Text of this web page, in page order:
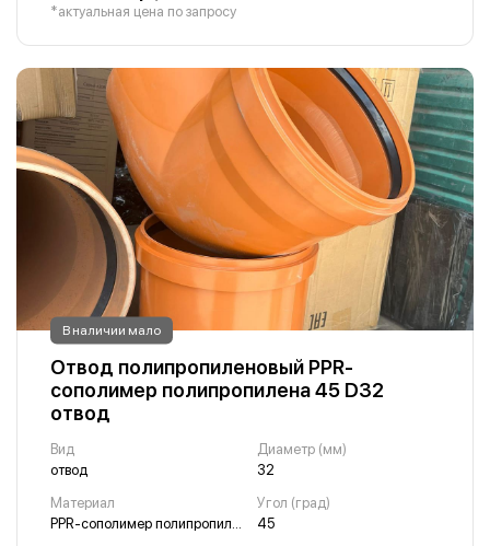
*актуальная цена по запросу
В наличии мало
Отвод полипропиленовый PPR-
сополимер полипропилена 45 D32
отвод
Вид
отвод
Диаметр (мм)
32
Материал
Угол (град)
45